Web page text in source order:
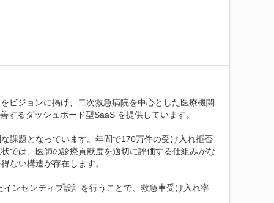
ビジョンに掲げ、二次救急病院を中心とした医療機関
るダッシュボード型SaaS を提供しています。
課題となっています。年間で170万件の受け入れ拒否
では、医師の診療貢献度を適切に評価する仕組みがな
ない構造が存在します。
ンセンティブ設計を行うことで、救急車受け入れ率